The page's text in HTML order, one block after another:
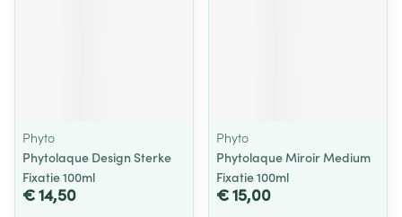
Phyto
Phytolaque Design Sterke
Fixatie 100ml
€ 14,50
Phyto
Phytolaque Miroir Medium
Fixatie 100ml
€ 15,00